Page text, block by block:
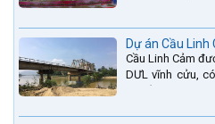
Dự án Cầu Linh
Cầu Linh Cảm
DƯL vĩnh cửu,